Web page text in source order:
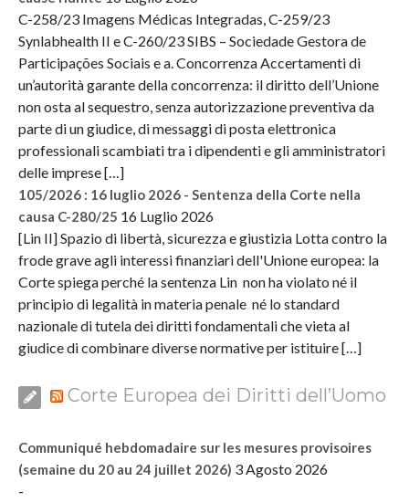
C-258/23 Imagens Médicas Integradas, C-259/23
Synlabhealth II e C-260/23 SIBS – Sociedade Gestora de
Participações Sociais e a. Concorrenza Accertamenti di
un’autorità garante della concorrenza: il diritto dell’Unione
non osta al sequestro, senza autorizzazione preventiva da
parte di un giudice, di messaggi di posta elettronica
professionali scambiati tra i dipendenti e gli amministratori
delle imprese […]
105/2026 : 16 luglio 2026 - Sentenza della Corte nella
causa C-280/25 16 Luglio 2026
[Lin II] Spazio di libertà, sicurezza e giustizia Lotta contro la
frode grave agli interessi finanziari dell'Unione europea: la
Corte spiega perché la sentenza Lin non ha violato né il
principio di legalità in materia penale né lo standard
nazionale di tutela dei diritti fondamentali che vieta al
giudice di combinare diverse normative per istituire […]
Corte Europea dei Diritti dell’Uomo
Communiqué hebdomadaire sur les mesures provisoires
(semaine du 20 au 24 juillet 2026) 3 Agosto 2026
-